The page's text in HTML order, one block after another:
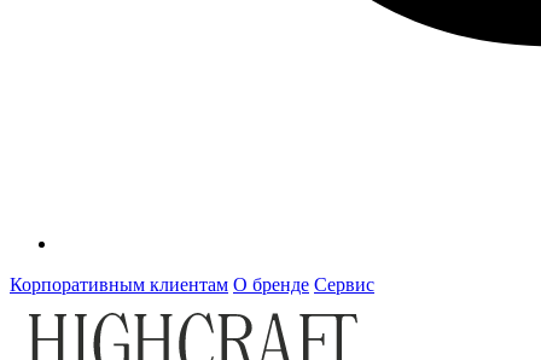
Корпоративным клиентам О бренде Сервис